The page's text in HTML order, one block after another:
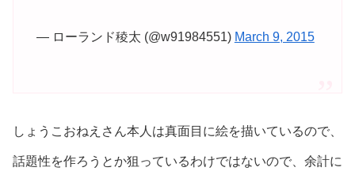
— ローランド稜太 (@w91984551) March 9, 2015
しょうこおねえさん本人は真面目に絵を描いているので、
話題性を作ろうとか狙っているわけではないので、余計に